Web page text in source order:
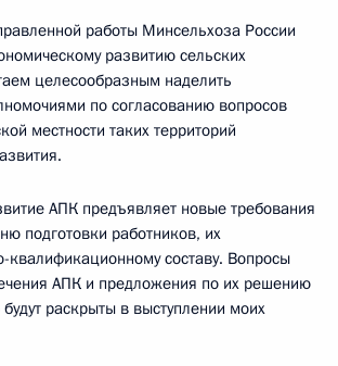
работы Минсельхоза России
развитию сельских
целесообразным наделить
по согласованию вопросов
местности таких территорий
АПК предъявляет новые требования
подготовки работников, их
квалификационному составу. Вопросы
АПК и предложения по их решению
раскрыты в выступлении моих